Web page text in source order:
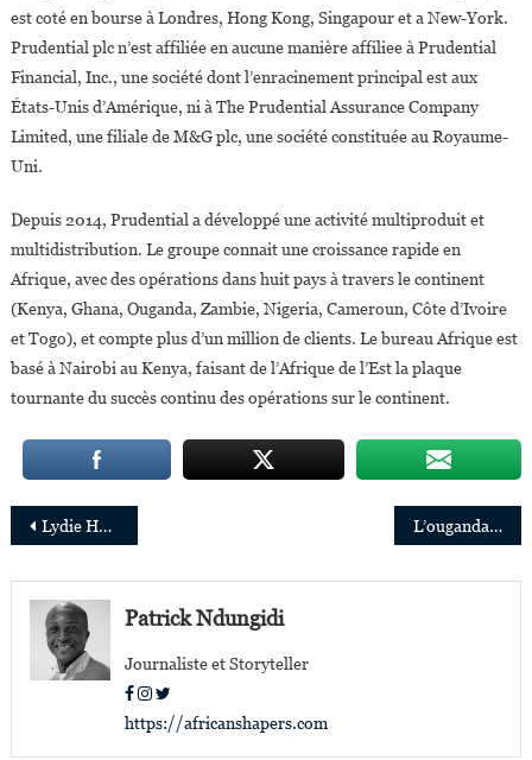
est coté en bourse à Londres, Hong Kong, Singapour et a New-York.
Prudential plc n’est affiliée en aucune manière affiliee à Prudential
Financial, Inc., une société dont l’enracinement principal est aux
États-Unis d’Amérique, ni à The Prudential Assurance Company
Limited, une filiale de M&G plc, une société constituée au Royaume-
Uni.
Depuis 2014, Prudential a développé une activité multiproduit et
multidistribution. Le groupe connait une croissance rapide en
Afrique, avec des opérations dans huit pays à travers le continent
(Kenya, Ghana, Ouganda, Zambie, Nigeria, Cameroun, Côte d’Ivoire
et Togo), et compte plus d’un million de clients. Le bureau Afrique est
basé à Nairobi au Kenya, faisant de l’Afrique de l’Est la plaque
tournante du succès continu des opérations sur le continent.
Navigation
de
l’article
Lydie Hakizimana,lauréate du prix 2021 de la femme francophone de l’année de l’AIMF L’ougandaise Neema Iyer rejoint le comité consultatif de Women’s Safety Hub de Facebook
Patrick Ndungidi
Journaliste et Storyteller
https://africanshapers.com